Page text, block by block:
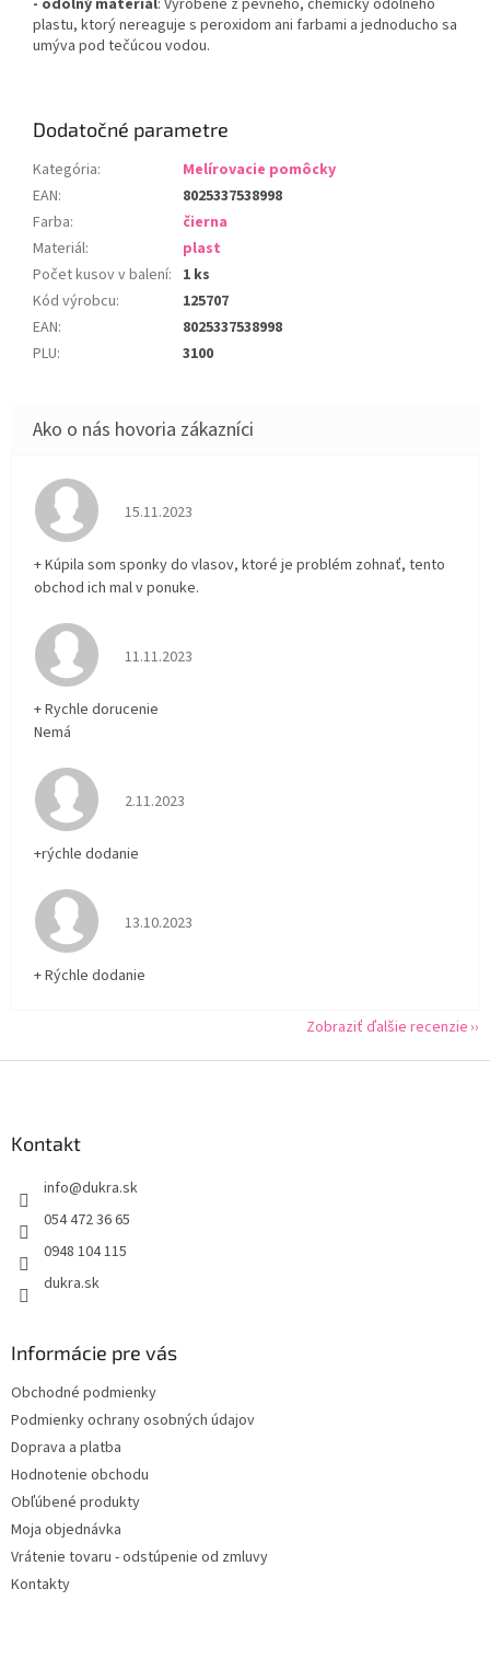
- odolný materiál: Vyrobené z pevného, chemicky odolného
plastu, ktorý nereaguje s peroxidom ani farbami a jednoducho sa
umýva pod tečúcou vodou.
Dodatočné parametre
Kategória:
Melírovacie pomôcky
EAN:
8025337538998
Farba:
čierna
Materiál:
plast
Počet kusov v balení: 1 ks
Kód výrobcu:
125707
EAN:
8025337538998
PLU: 3100
Hodnotenie obchodu je 5 z 5 hviezdičiek.
15.11.2023
+ Kúpila som sponky do vlasov, ktoré je problém zohnať, tento
obchod ich mal v ponuke.
Hodnotenie obchodu je 5 z 5 hviezdičiek.
11.11.2023
+ Rychle dorucenie
Nemá
Hodnotenie obchodu je 5 z 5 hviezdičiek.
2.11.2023
+rýchle dodanie
Hodnotenie obchodu je 5 z 5 hviezdičiek.
13.10.2023
+ Rýchle dodanie
Zobraziť ďalšie recenzie
Kontakt
info@dukra.sk
054 472 36 65
0948 104 115
dukra.sk
Informácie pre vás
Obchodné podmienky
Podmienky ochrany osobných údajov
Doprava a platba
Hodnotenie obchodu
Obľúbené produkty
Moja objednávka
Vrátenie tovaru - odstúpenie od zmluvy
Kontakty